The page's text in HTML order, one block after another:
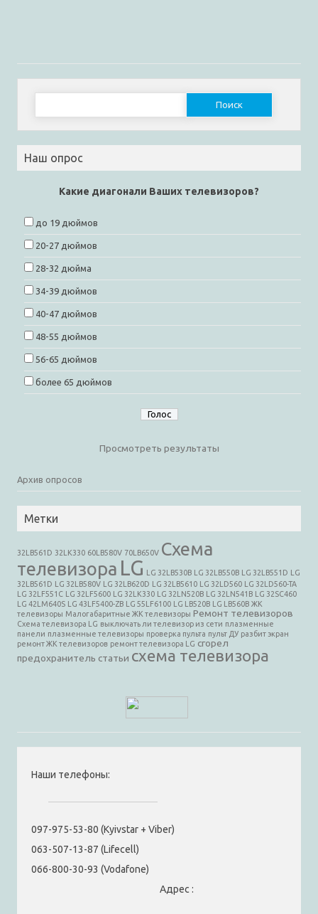
Найти:
Наш опрос
Какие диагонали Ваших телевизоров?
до 19 дюймов
20-27 дюймов
28-32 дюйма
34-39 дюймов
40-47 дюймов
48-55 дюймов
56-65 дюймов
более 65 дюймов
Просмотреть результаты
Архив опросов
Метки
32LB561D 32LK330 60LB580V 70LB650V Cхема
телевизора LG LG 32LB530B LG 32LB550B LG 32LB551D LG
32LB561D LG 32LB580V LG 32LB620D LG 32LB5610 LG 32LD560 LG 32LD560-TA
LG 32LF551C LG 32LF5600 LG 32LK330 LG 32LN520B LG 32LN541B LG 32SC460
LG 42LM640S LG 43LF5400-ZB LG 55LF6100 LG LB520B LG LB560B ЖК
телевизоры Малогабаритные ЖК телевизоры Ремонт телевизоров
Схема телевизора LG выключать ли телевизор из сети плазменные
панели плазменные телевизоры проверка пульта пульт ДУ разбит экран
ремонт ЖК телевизоров ремонт телевизора LG сгорел
предохранитель статьи схема телевизора
Наши телефоны:
097-975-53-80 (Kyivstar + Viber)
063-507-13-87 (Lifecell)
066-800-30-93 (Vodafone)
Адрес :